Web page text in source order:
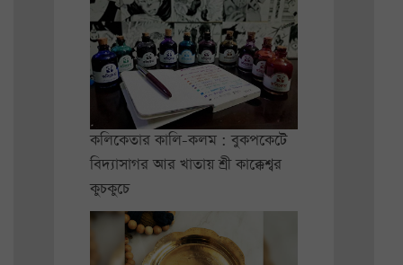
কলিকেতার কালি-কলম : বুকপকেটে
বিদ্যাসাগর আর খাতায় শ্রী কাক্কেশ্বর
কুচকুচে